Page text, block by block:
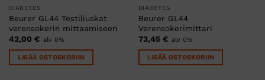
DIABETES
Beurer GL44 Testiliuskat
verensokerin mittaamiseen
42,00 € alv 0%
LISÄÄ OSTOSKORIIN
DIABETES
Beurer GL44
Verensokerimittari
73,45 € alv 0%
LISÄÄ OSTOSKORIIN